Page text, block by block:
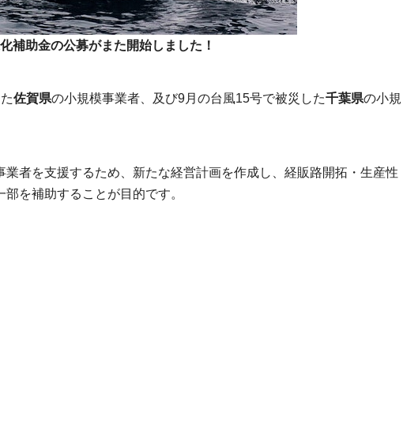
補助金の公募がまた開始しました！
佐賀県の小規模事業者、及び9月の台風15号で被災した千葉県の小規
者を支援するため、新たな経営計画を作成し、経販路開拓・生産性
を補助することが目的です。